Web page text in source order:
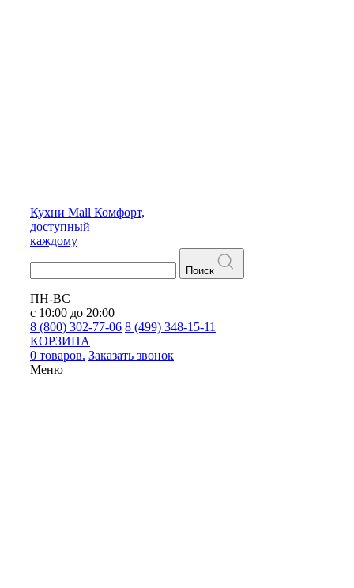
Кухни Mall Комфорт,
доступный
каждому
Поиск
ПН-ВС
с 10:00 до 20:00
8 (800) 302-77-06 8 (499) 348-15-11
КОРЗИНА
0 товаров. Заказать звонок
Меню